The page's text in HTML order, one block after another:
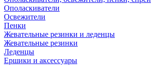
Ополаскиватели
Освежители
Пенки
Жевательные резинки и леденцы
Жевательные резинки
Леденцы
Ершики и аксессуары